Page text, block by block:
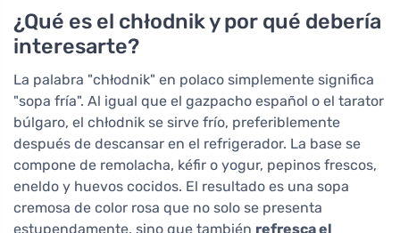
¿Qué es el chłodnik y por qué debería
interesarte?
La palabra "chłodnik" en polaco simplemente significa
"sopa fría". Al igual que el gazpacho español o el tarator
búlgaro, el chłodnik se sirve frío, preferiblemente
después de descansar en el refrigerador. La base se
compone de remolacha, kéfir o yogur, pepinos frescos,
eneldo y huevos cocidos. El resultado es una sopa
cremosa de color rosa que no solo se presenta
estupendamente, sino que también refresca el